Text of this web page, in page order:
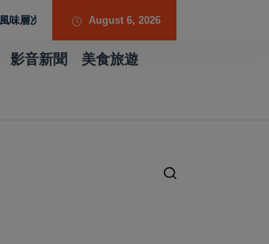
歷史厚度 光影流動 胡焱榮用「石說新語」重構當代翡翠
August 6, 2026
影音新聞
美食旅遊